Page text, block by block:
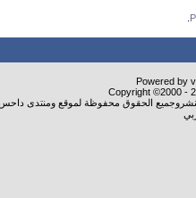
Powered by
Copyright ©2000 -
الحقوق محفوظة لموقع ومنتدى